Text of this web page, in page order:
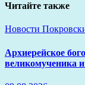
Читайте также
Новости
Архиерейское
великомученика